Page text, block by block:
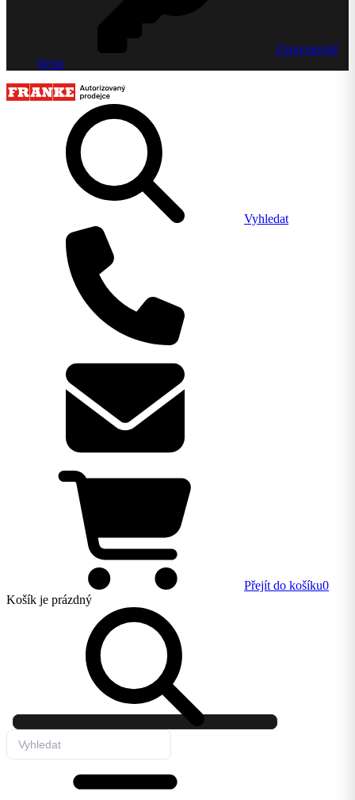
Zapomenuté
heslo
Vyhledat
Přejít do košíku0
Košík je prázdný